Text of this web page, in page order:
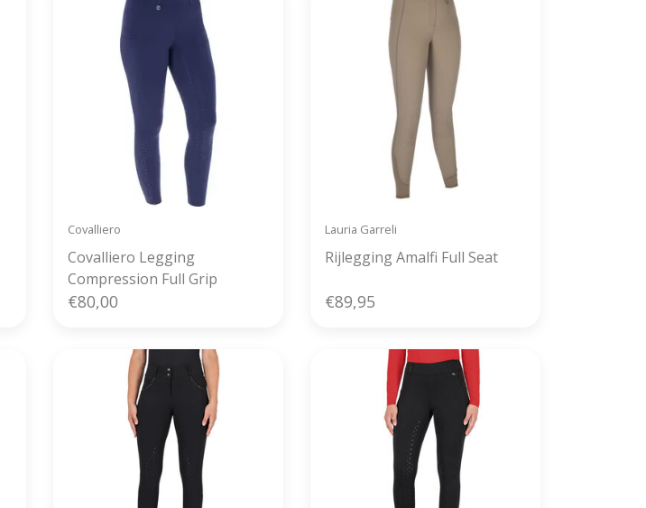
Covalliero
Covalliero Legging
Compression Full Grip
€80,00
Lauria Garreli
Rijlegging Amalfi Full Seat
€89,95